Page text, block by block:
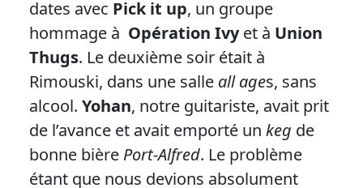
dates avec Pick it up, un groupe
hommage à Opération Ivyet à Union
Thugs. Le deuxième soir était à
Rimouski, dans une salle all ages, sans
alcool. Yohan, notre guitariste, avait prit
de l’avance et avait emporté un keg de
bonne bière Port-Alfred. Le problème
étant que nous devions absolument